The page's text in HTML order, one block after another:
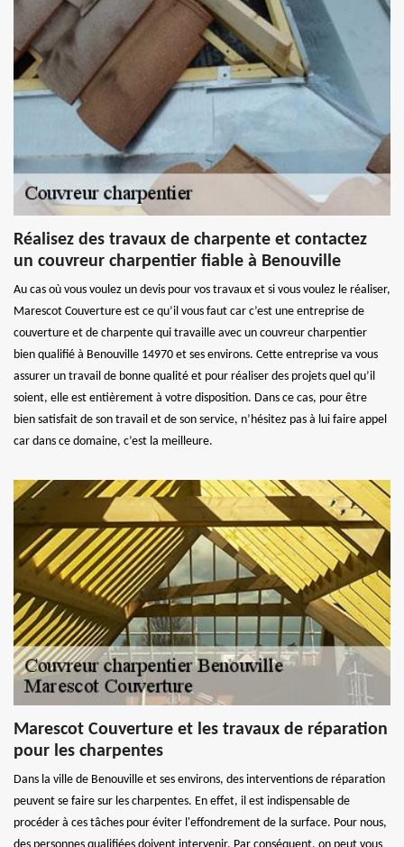
Réalisez des travaux de charpente et contactez
un couvreur charpentier fiable à Benouville
Au cas où vous voulez un devis pour vos travaux et si vous voulez le réaliser,
Marescot Couverture est ce qu’il vous faut car c’est une entreprise de
couverture et de charpente qui travaille avec un couvreur charpentier
bien qualifié à Benouville 14970 et ses environs. Cette entreprise va vous
assurer un travail de bonne qualité et pour réaliser des projets quel qu’il
soient, elle est entièrement à votre disposition. Dans ce cas, pour être
bien satisfait de son travail et de son service, n’hésitez pas à lui faire appel
car dans ce domaine, c’est la meilleure.
Marescot Couverture et les travaux de réparation
pour les charpentes
Dans la ville de Benouville et ses environs, des interventions de réparation
peuvent se faire sur les charpentes. En effet, il est indispensable de
procéder à ces tâches pour éviter l'effondrement de la surface. Pour nous,